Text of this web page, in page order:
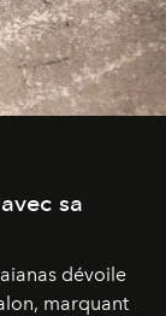
sa
dévoile
marquant